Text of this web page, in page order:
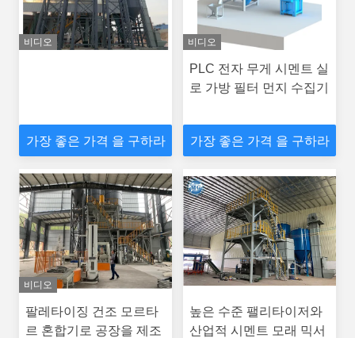
비디오
가장 좋은 가격 을 구하라
비디오
PLC 전자 무게 시멘트 실
로 가방 필터 먼지 수집기
가장 좋은 가격 을 구하라
비디오
팔레타이징 건조 모르타
르 혼합기로 공장을 제조
높은 수준 팰리타이저와
산업적 시멘트 모래 믹서